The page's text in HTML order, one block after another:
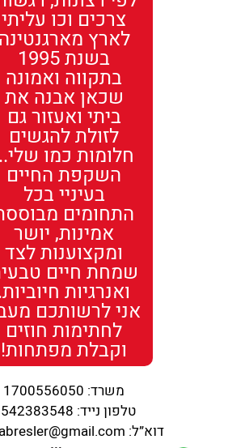
צרכים וכו עליתי
לארץ מארגנטינה
בשנת 1995
בתקווה ואמונה
שכאן אבנה את
ביתי ואעזור גם
לזולת להגשים
חלומות כמו
השקפת החיים
בעיניי בכל
התחומים
אמינות, יושר
ומקצוענות לצד
שמחת חיים
ואנרגיות
אני לרשותכם
לחתימות חוזים
וקבלת מפתחות!
משרד: 1700556050
טלפון נייד:
דוא”ל: